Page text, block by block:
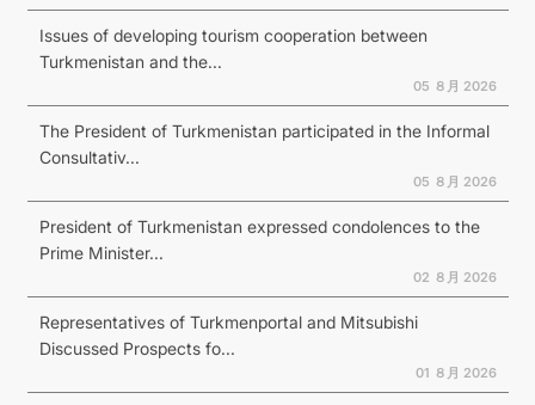
Issues of developing tourism cooperation between
Turkmenistan and the...
05 ８月 2026
The President of Turkmenistan participated in the Informal
Consultativ...
05 ８月 2026
President of Turkmenistan expressed condolences to the
Prime Minister...
02 ８月 2026
Representatives of Turkmenportal and Mitsubishi
Discussed Prospects fo...
01 ８月 2026